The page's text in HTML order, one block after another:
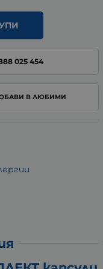
025 454
В ЛЮБИМИ